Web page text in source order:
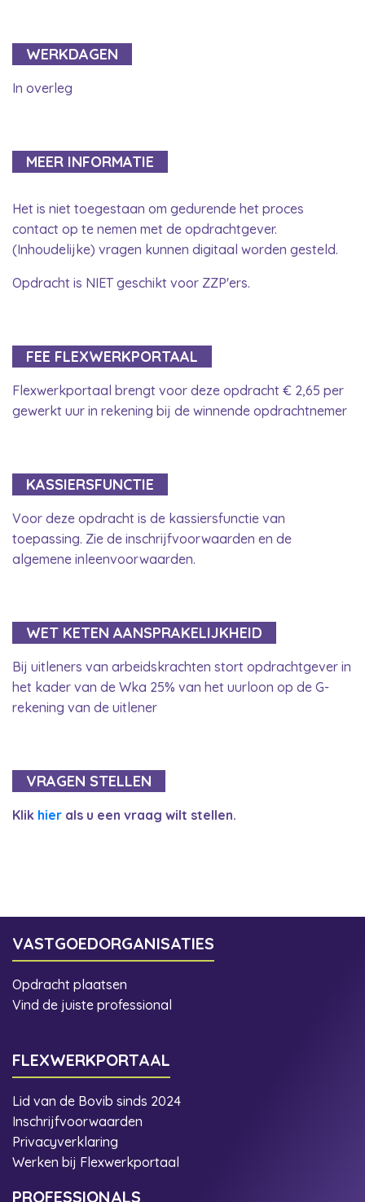
WERKDAGEN
In overleg
MEER INFORMATIE
Het is niet toegestaan om gedurende het proces
contact op te nemen met de opdrachtgever.
(Inhoudelijke) vragen kunnen digitaal worden gesteld.
Opdracht is NIET geschikt voor ZZP'ers.
FEE FLEXWERKPORTAAL
Flexwerkportaal brengt voor deze opdracht € 2,65 per
gewerkt uur in rekening bij de winnende opdrachtnemer
KASSIERSFUNCTIE
Voor deze opdracht is de kassiersfunctie van
toepassing. Zie de inschrijfvoorwaarden en de
algemene inleenvoorwaarden.
WET KETEN AANSPRAKELIJKHEID
Bij uitleners van arbeidskrachten stort opdrachtgever in
het kader van de Wka 25% van het uurloon op de G-
rekening van de uitlener
VRAGEN STELLEN
Klik hier als u een vraag wilt stellen.
VASTGOEDORGANISATIES
Opdracht plaatsen
Vind de juiste professional
FLEXWERKPORTAAL
Lid van de Bovib sinds 2024
Inschrijfvoorwaarden
Privacyverklaring
Werken bij Flexwerkportaal
PROFESSIONALS